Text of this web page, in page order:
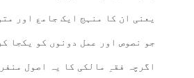
یعنی ان کا منہج ایک جامع اور
جو نصوص اور عمل دونوں کو یکجا
اگرچہ فقہِ مالکی کا یہ اصول